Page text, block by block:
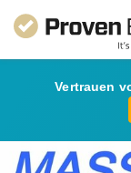
Vertrauen